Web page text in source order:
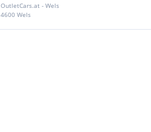
OutletCars.at - Wels
4600 Wels